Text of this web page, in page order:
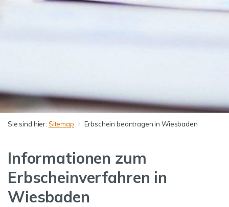
Sie sind hier: Sitemap Erbschein beantragen in Wiesbaden
Informationen zum
Erbscheinverfahren in
Wiesbaden